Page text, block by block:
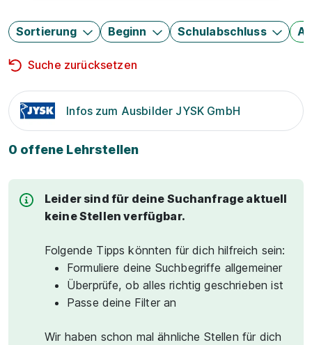
Sortierung Beginn Schulabschluss
Suche zurücksetzen
Infos zum Ausbilder JYSK GmbH
0 offene Lehrstellen
Leider sind für deine Suchanfrage aktuell
keine Stellen verfügbar.
Folgende Tipps könnten für dich hilfreich sein:
Formuliere deine Suchbegriffe allgemeiner
Überprüfe, ob alles richtig geschrieben ist
Passe deine Filter an
Wir haben schon mal ähnliche Stellen für dich